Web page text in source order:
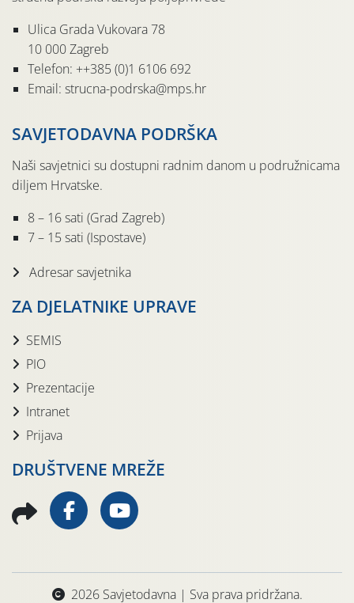
Ulica Grada Vukovara 78
10 000 Zagreb
Telefon: ++385 (0)1 6106 692
Email: strucna-podrska@mps.hr
SAVJETODAVNA PODRŠKA
Naši savjetnici su dostupni radnim danom u podružnicama
diljem Hrvatske.
8 – 16 sati (Grad Zagreb)
7 – 15 sati (Ispostave)
Adresar savjetnika
ZA DJELATNIKE UPRAVE
SEMIS
PIO
Prezentacije
Intranet
Prijava
DRUŠTVENE MREŽE
2026 Savjetodavna | Sva prava pridržana.